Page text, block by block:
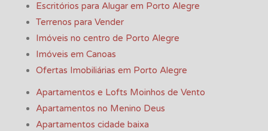
Escritórios para Alugar em Porto Alegre
Terrenos para Vender
Imóveis no centro de Porto Alegre
Imóveis em Canoas
Ofertas Imobiliárias em Porto Alegre
Apartamentos e Lofts Moinhos de Vento
Apartamentos no Menino Deus
Apartamentos cidade baixa